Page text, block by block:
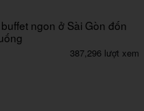
ngon ở Sài Gòn đốn
387,296 lượt xem